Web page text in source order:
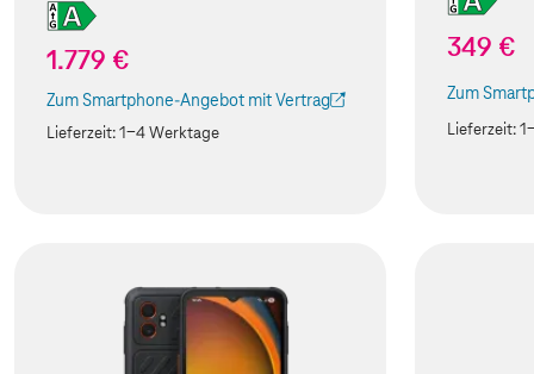
1.779 €
Zum Smartphone-Angebot mit Vertrag
(Der Link wird in einem neuen Tab geöffnet)
Lieferzeit:1-4 Werktage
349 €
Zum
(Der Link
Lieferzeit: